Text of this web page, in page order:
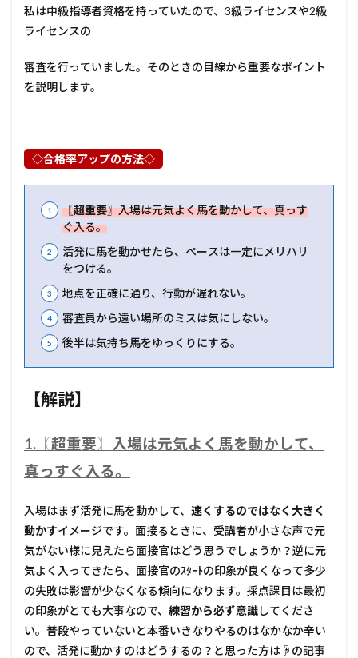
私は中級指導者資格を持っていたので、3級ライセンスや2級
ライセンスの
審査を行っていました。そのときの目線から重要なポイント
を説明します。
◇合格率アップの方法◇
〖超重要〗入場は元気よく馬を動かして、真っす
ぐ入る。
活発に馬を動かせたら、ペースは一定にメリハリ
をつける。
地点を正確に通り、行動が遅れない。
審査員から遠い場所のミスは気にしない。
後半は気持ち馬をゆっくりにする。
【解説】
1.〖超重要〗入場は元気よく馬を動かして、
真っすぐ入る。
入場はまず活発に馬を動かして、 速くするのではなく大きく
動かすイメージです。面接るときに、受講者が小さな声で元
気がない様に見えたら面接官はどう思うでしょうか？逆に元
気よく入ってきたら、面接官のｽﾀｰﾄの印象が良くなって多少
の失敗は影響が少なくなる傾向になります。採点課目は最初
の印象がとても大事なので、 練習から必ず意識してくださ
い。普段やっていないと本番いきなりやるのはなかなか辛い
ので、活発に動かすのはどうするの？と思った方は☟の記事